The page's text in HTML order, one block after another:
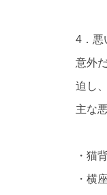
4．悪
意外
迫し
主な
・猫
・横